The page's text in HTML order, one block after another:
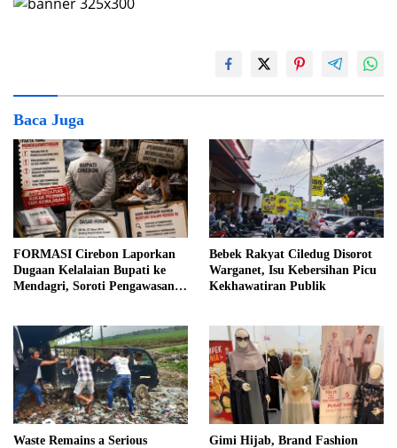
Baca Juga
FORMASI Cirebon Laporkan
Dugaan Kelalaian Bupati ke
Mendagri, Soroti Pengawasan
Bebek Rakyat Ciledug Disorot
Warganet, Isu Kebersihan Picu
Kekhawatiran Publik
Waste Remains a Serious
Gimi Hijab, Brand Fashion